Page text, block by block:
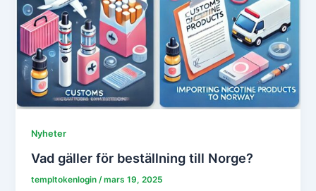
Nyheter
Vad gäller för beställning till Norge?
templtokenlogin /mars 19, 2025